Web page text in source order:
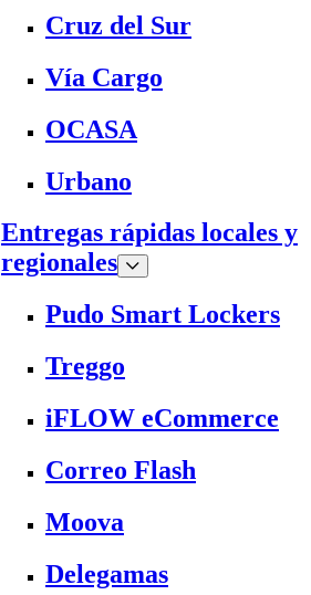
Cruz del Sur
Vía Cargo
OCASA
Urbano
Entregas rápidas locales y
regionales
Pudo Smart Lockers
Treggo
iFLOW eCommerce
Correo Flash
Moova
Delegamas